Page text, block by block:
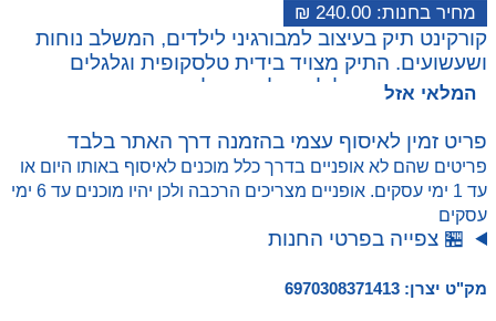
₪ 240.00
קורקינט תיק בעיצוב למבורגיני לילדים, המשלב נוחות
ושעשועים. התיק מצויד בידית טלסקופית וגלגלים
חזקים, ומאפשר לילדים לנוע בקלות עם תיקיהם תוך
המלאי אזל
פריט זמין לאיסוף עצמי בהזמנה דרך האתר בלבד
פריטים שהם לא אופניים בדרך כלל מוכנים לאיסוף באותו היום או
עד 1 ימי עסקים. אופניים מצריכים הרכבה ולכן יהיו מוכנים עד 6 ימי
עסקים
🏪 צפייה בפרטי החנות
מק"ט יצרן: 6970308371413